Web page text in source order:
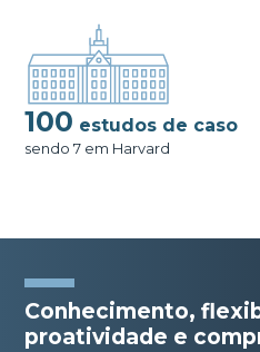
100 estudos de caso
sendo 7 em Harvard
Conhecimento,
proatividade e